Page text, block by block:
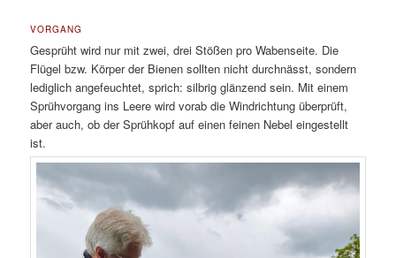
VORGANG
Gesprüht wird nur mit zwei, drei Stößen pro Wabenseite. Die
Flügel bzw. Körper der Bienen sollten nicht durchnässt, sondern
lediglich angefeuchtet, sprich: silbrig glänzend sein. Mit einem
Sprühvorgang ins Leere wird vorab die Windrichtung überprüft,
aber auch, ob der Sprühkopf auf einen feinen Nebel eingestellt
ist.